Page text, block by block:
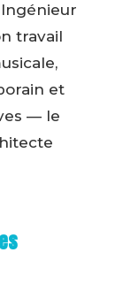
travail
et
— le